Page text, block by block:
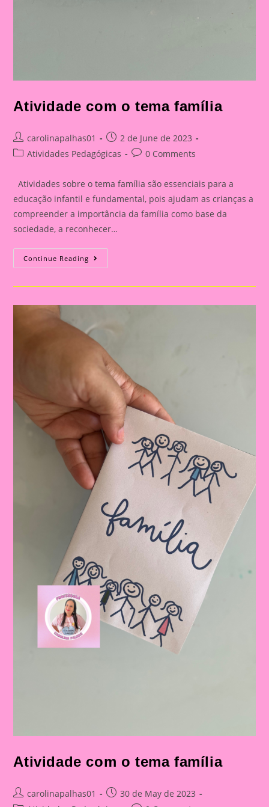
Atividade com o tema família
Post
author:
carolinapalhas01
Post
published:
2 de June de 2023
PostAtividades Pedagógicas
Post0 Comments
Atividades sobre o tema família são essenciais para a
educação infantil e fundamental, pois ajudam as crianças a
compreender a importância da família como base da
sociedade, a reconhecer…
Continue Reading Atividade
Com
Tema
Atividade com o tema família
Postcarolinapalhas01
Post30 de May de 2023